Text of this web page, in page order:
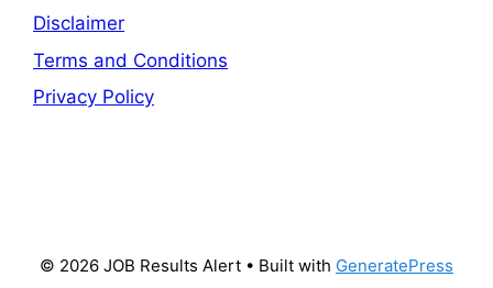
Disclaimer
Terms and Conditions
Privacy Policy
© 2026 JOB Results Alert • Built with GeneratePress